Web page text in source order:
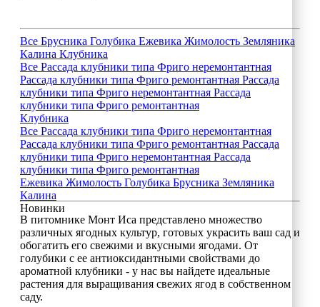
Все Брусника Голубика Ежевика Жимолость Земляника
Калина Клубника
Все Рассада клубники типа Фриго неремонтантная
Рассада клубники типа Фриго ремонтантная Рассада
клубники типа Фриго неремонтантная Рассада
клубники типа Фриго ремонтантная
Клубника
Все Рассада клубники типа Фриго неремонтантная
Рассада клубники типа Фриго ремонтантная Рассада
клубники типа Фриго неремонтантная Рассада
клубники типа Фриго ремонтантная
Ежевика Жимолость Голубика Брусника Земляника
Калина
Новинки
В питомнике Монт Иса представлено множество
различных ягодных культур, готовых украсить ваш сад и
обогатить его свежими и вкусными ягодами. От
голубики с ее антиоксидантными свойствами до
ароматной клубники - у нас вы найдете идеальные
растения для выращивания свежих ягод в собственном
саду.